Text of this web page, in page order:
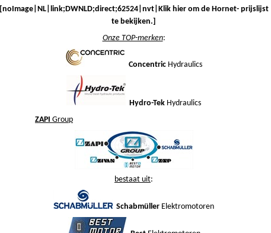
[noImage|NL|link;DWNLD;direct;62524|nvt|Klik hier om de Hornet- prijslijst
te bekijken.]
Onze TOP-merken:
ConcentricHydraulics
Hydro-Tek Hydraulics
ZAPI Group
bestaat uit:
Schabmüller Elektromotoren